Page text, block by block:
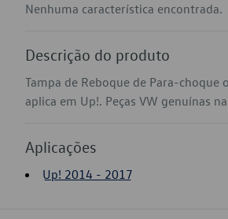
Nenhuma característica encontrada.
Descrição do produto
Tampa de Reboque de Para-
aplica em Up!. Peças VW genuínas
Aplicações
Up! 2014 - 2017